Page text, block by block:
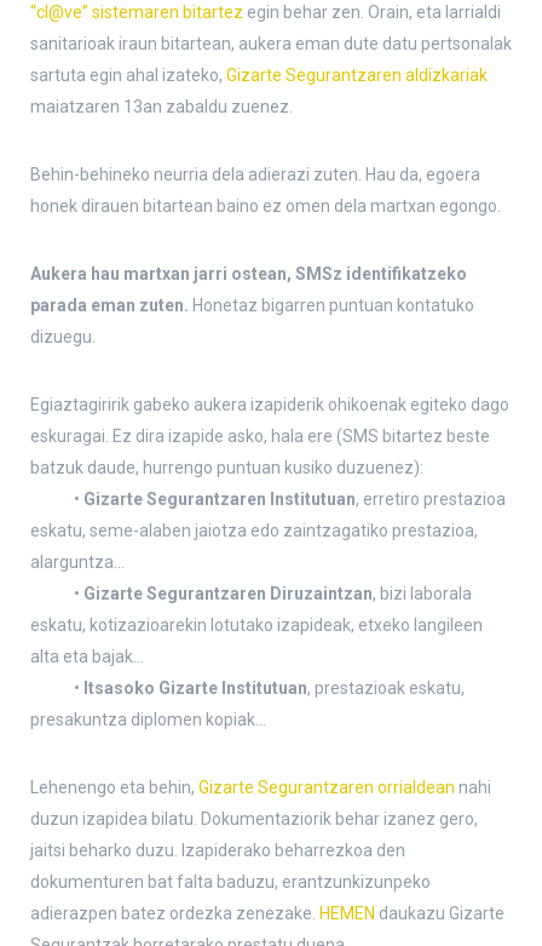
“cl@ve” sistemaren bitartez egin behar zen. Orain, eta larrialdi
sanitarioak iraun bitartean, aukera eman dute datu pertsonalak
sartuta egin ahal izateko, Gizarte Segurantzaren aldizkariak
maiatzaren 13an zabaldu zuenez.
Behin-behineko neurria dela adierazi zuten. Hau da, egoera
honek dirauen bitartean baino ez omen dela martxan egongo.
Aukera hau martxan jarri ostean, SMSz identifikatzeko
parada eman zuten. Honetaz bigarren puntuan kontatuko
dizuegu.
Egiaztagiririk gabeko aukera izapiderik ohikoenak egiteko dago
eskuragai. Ez dira izapide asko, hala ere (SMS bitartez beste
batzuk daude, hurrengo puntuan kusiko duzuenez):
• Gizarte Segurantzaren Institutuan, erretiro prestazioa
eskatu, seme-alaben jaiotza edo zaintzagatiko prestazioa,
alarguntza…
• Gizarte Segurantzaren Diruzaintzan, bizi laborala
eskatu, kotizazioarekin lotutako izapideak, etxeko langileen
alta eta bajak…
• Itsasoko Gizarte Institutuan, prestazioak eskatu,
presakuntza diplomen kopiak…
Lehenengo eta behin, Gizarte Segurantzaren orrialdean nahi
duzun izapidea bilatu. Dokumentaziorik behar izanez gero,
jaitsi beharko duzu. Izapiderako beharrezkoa den
dokumenturen bat falta baduzu, erantzunkizunpeko
adierazpen batez ordezka zenezake. HEMEN daukazu Gizarte